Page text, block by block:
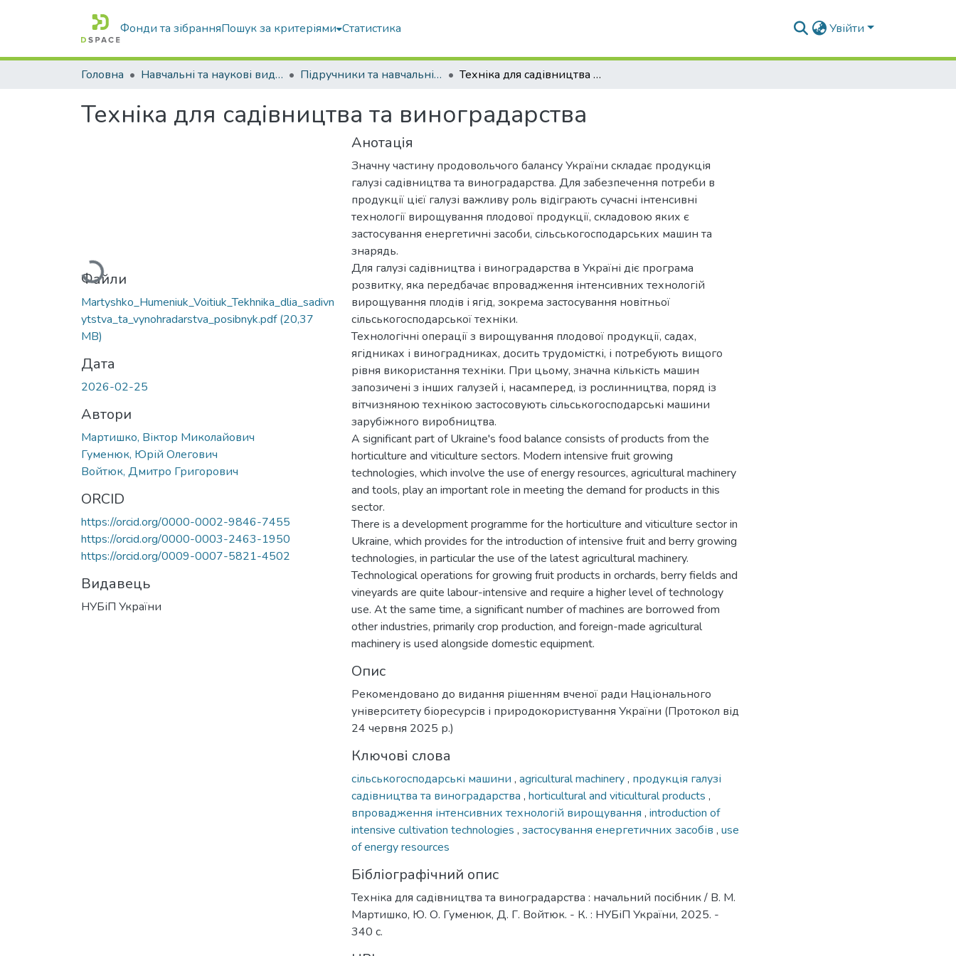
Фонди та зібранняПошук за критеріями Статистика Увійти
Головна Навчальні та наукові видання Підручники та навчальні посібники Техніка для садівництва та виноградарства
Техніка для садівництва та виноградарства
Вантажиться...
Файли
Martyshko_Humeniuk_Voitiuk_Tekhnika_dlia_sadivn
ytstva_ta_vynohradarstva_posibnyk.pdf(20,37
MB)
Дата
2026-02-25
Автори
Мартишко, Віктор Миколайович
Гуменюк, Юрій Олегович
Войтюк, Дмитро Григорович
ORCID
https://orcid.org/0000-0002-9846-7455
https://orcid.org/0000-0003-2463-1950
https://orcid.org/0009-0007-5821-4502
Видавець
НУБіП України
Анотація
Значну частину продовольчого балансу України складає продукція
галузі садівництва та виноградарства. Для забезпечення потреби в
продукції цієї галузі важливу роль відіграють сучасні інтенсивні
технології вирощування плодової продукції, складовою яких є
застосування енергетичні засоби, сільськогосподарських машин та
знарядь.
Для галузі садівництва і виноградарства в Україні діє програма
розвитку, яка передбачає впровадження інтенсивних технологій
вирощування плодів і ягід, зокрема застосування новітньої
сільськогосподарської техніки.
Технологічні операції з вирощування плодової продукції, садах,
ягідниках і виноградниках, досить трудомісткі, і потребують вищого
рівня використання техніки. При цьому, значна кількість машин
запозичені з інших галузей і, насамперед, із рослинництва, поряд із
вітчизняною технікою застосовують сільськогосподарські машини
зарубіжного виробництва.
A significant part of Ukraine's food balance consists of products from the
horticulture and viticulture sectors. Modern intensive fruit growing
technologies, which involve the use of energy resources, agricultural machinery
and tools, play an important role in meeting the demand for products in this
sector.
There is a development programme for the horticulture and viticulture sector in
Ukraine, which provides for the introduction of intensive fruit and berry growing
technologies, in particular the use of the latest agricultural machinery.
Technological operations for growing fruit products in orchards, berry fields and
vineyards are quite labour-intensive and require a higher level of technology
use. At the same time, a significant number of machines are borrowed from
other industries, primarily crop production, and foreign-made agricultural
machinery is used alongside domestic equipment.
Опис
Рекомендовано до видання рішенням вченої ради Національного
університету біоресурсів і природокористування України (Протокол від
24 червня 2025 р.)
Ключові слова
сільськогосподарські машини , agricultural machinery, продукція галузі
садівництва та виноградарства , horticultural and viticultural products ,
впровадження інтенсивних технологій вирощування , introduction of
intensive cultivation technologies , застосування енергетичних засобів , use
of energy resources
Бібліографічний опис
Техніка для садівництва та виноградарства : начальний посібник / В. М.
Мартишко, Ю. О. Гуменюк, Д. Г. Войтюк. - К. : НУБіП України, 2025. -
340 с.